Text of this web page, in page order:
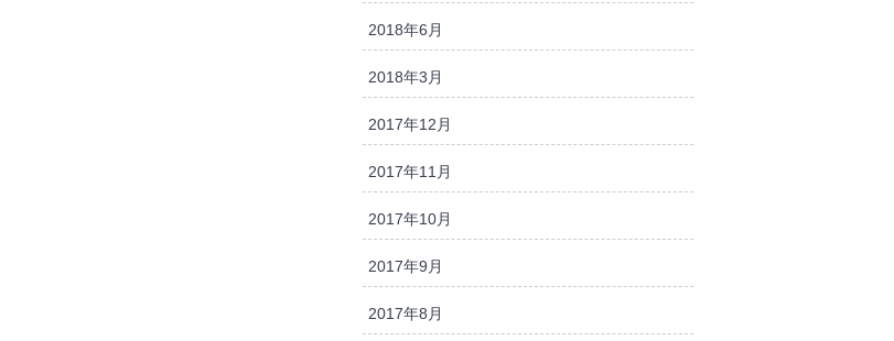
2018年6月
2018年3月
2017年12月
2017年11月
2017年10月
2017年9月
2017年8月